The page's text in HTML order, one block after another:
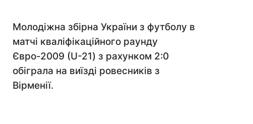
Молодіжна збірна України з футболу в
матчі кваліфікаційного раунду
Євро-2009 (U-21) з рахунком 2:0
обіграла на виїзді ровесників з
Вірменії.